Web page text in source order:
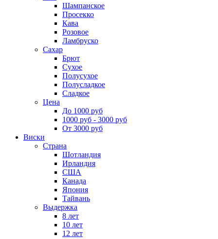
Шампанское
Просекко
Кава
Розовое
Ламбруско
Сахар
Брют
Сухое
Полусухое
Полусладкое
Сладкое
Цена
До 1000 руб
1000 руб - 3000 руб
От 3000 руб
Виски
Страна
Шотландия
Ирландия
США
Канада
Япония
Тайвань
Выдержка
8 лет
10 лет
12 лет